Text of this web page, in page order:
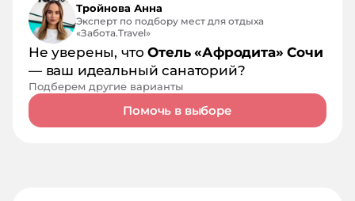
Тройнова Анна
Эксперт по подбору мест для отдыха
«Забота.Travel»
Не уверены, чтоОтель «Афродита» Сочи
— ваш идеальный санаторий?
Подберем другие варианты
Помочь в выборе